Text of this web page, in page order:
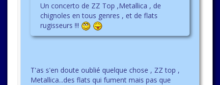
Un concerto de ZZ Top ,Metallica , de
chignoles en tous genres , et de flats
rugisseurs !!!
T'as s'en doute oublié quelque chose , ZZ top ,
Metallica...des flats qui fument mais pas que